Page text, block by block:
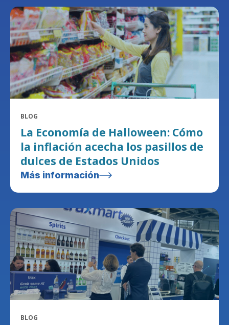
BLOG
La Economía de Halloween: Cómo
la inflación acecha los pasillos de
dulces de Estados Unidos
Más información
BLOG